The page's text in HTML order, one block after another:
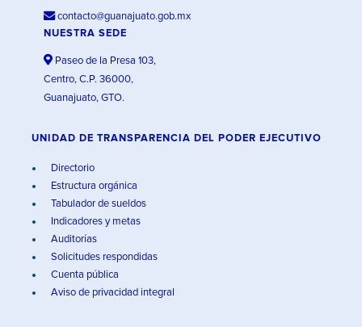
contacto@guanajuato.gob.mx
NUESTRA SEDE
Paseo de la Presa 103,
Centro, C.P. 36000,
Guanajuato, GTO.
UNIDAD DE TRANSPARENCIA DEL PODER EJECUTIVO
Directorio
Estructura orgánica
Tabulador de sueldos
Indicadores y metas
Auditorías
Solicitudes respondidas
Cuenta pública
Aviso de privacidad integral